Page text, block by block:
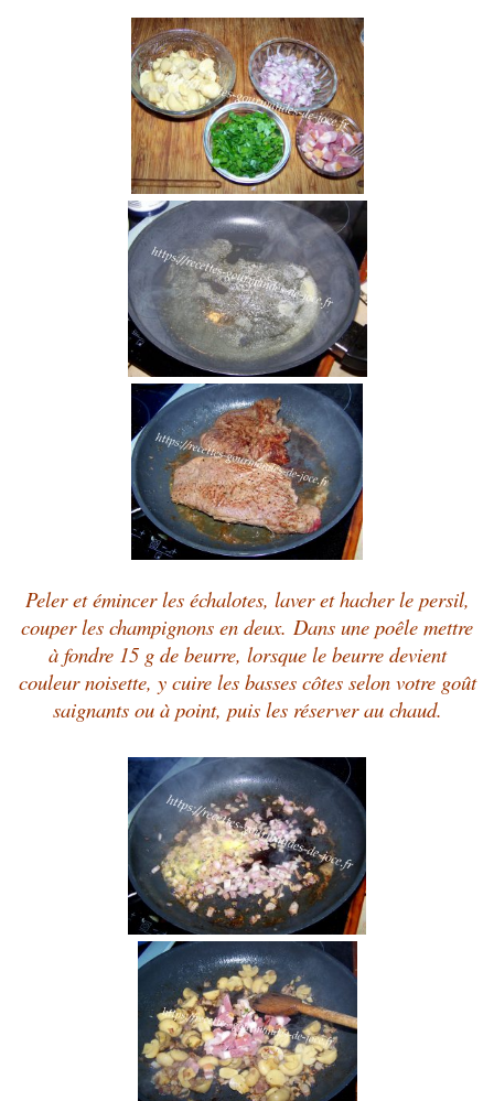
Peler et émincer les échalotes, laver et hacher le persil,
couper les champignons en deux. Dans une poêle mettre
à fondre 15 g de beurre, lorsque le beurre devient
couleur noisette, y cuire les basses côtes selon votre goût
saignants ou à point, puis les réserver au chaud.